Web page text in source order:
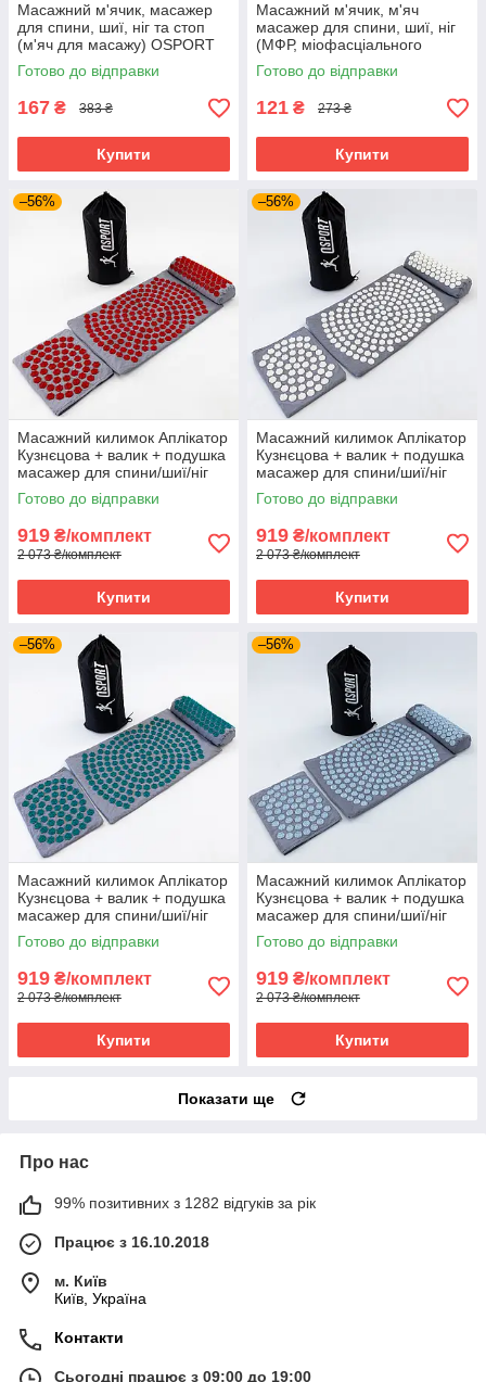
Масажний м'ячик, масажер
для спини, шиї, ніг та стоп
(м'яч для масажу) OSPORT
6см (MS 3271-1) Зелений
Готово до відправки
167 ₴ 383 ₴
Купити
Масажний м'ячик, м'яч
масажер для спини, шиї, ніг
(МФР, міофасціального
релізу) OSPORT EPP 10см
(MS 3338-3) Чорний
Готово до відправки
121 ₴ 273 ₴
Купити
–56%
Масажний килимок Аплікатор
Кузнєцова + валик + подушка
масажер для спини/шиї/ніг
OSPORT Lotus Set (n-0003)
Сіро-червоний
Готово до відправки
919 ₴/комплект
2 073 ₴/комплект
Купити
–56%
Масажний килимок Аплікатор
Кузнєцова + валик + подушка
масажер для спини/шиї/ніг
OSPORT Lotus Set (n-0003)
Сіро-білий
Готово до відправки
919 ₴/комплект
2 073 ₴/комплект
Купити
–56%
Масажний килимок Аплікатор
Кузнєцова + валик + подушка
масажер для спини/шиї/ніг
OSPORT Lotus Set (n-0003)
Сіро-бірюзовий
Готово до відправки
919 ₴/комплект
2 073 ₴/комплект
Купити
–56%
Масажний килимок Аплікатор
Кузнєцова + валик + подушка
масажер для спини/шиї/ніг
OSPORT Lotus Set (n-0003)
Сіро-небесний
Готово до відправки
919 ₴/комплект
2 073 ₴/комплект
Купити
Показати ще
Про нас
99% позитивних з 1282 відгуків за рік
Працює з 16.10.2018
м. Київ
Київ, Україна
Контакти
Сьогодні працює з 09:00 до 19:00